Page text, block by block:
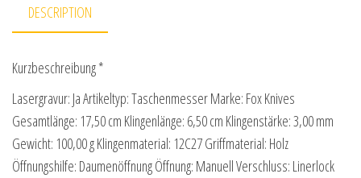
DESCRIPTION
Kurzbeschreibung *
Lasergravur: Ja Artikeltyp: Taschenmesser Marke: Fox Knives
Gesamtlänge: 17,50 cm Klingenlänge: 6,50 cm Klingenstärke: 3,00 mm
Gewicht: 100,00 g Klingenmaterial: 12C27 Griffmaterial: Holz
Öffnungshilfe: Daumenöffnung Öffnung: Manuell Verschluss: Linerlock